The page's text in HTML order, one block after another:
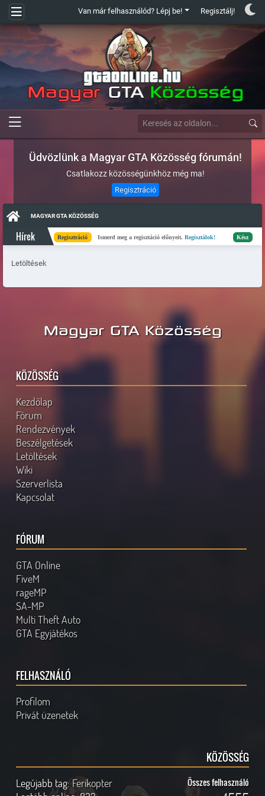
Van már felhasználód? Lépj be! Regisztálj!
Üdvözlünk a Magyar GTA Közösség fórumán!
Csatlakozz közösségünkhöz még ma!
Regisztráció
MAGYAR GTA KÖZÖSSÉG
Hírek Regisztráció Ismerd meg a regisztáció előnyeit.Regisztálok! Kész
Letöltések
Magyar GTA Közösség
KÖZÖSSÉG
Kezdőlap
Fórum
Rendezvények
Beszélgetések
Letöltések
Wiki
Szerverlista
Kapcsolat
FÓRUM
GTA Online
FiveM
rageMP
SA-MP
Multi Theft Auto
GTA Egyjátékos
FELHASZNÁLÓ
Profilom
Privát üzenetek
KÖZÖSSÉG
Legújabb tag:Ferikopter
Összes felhasználó